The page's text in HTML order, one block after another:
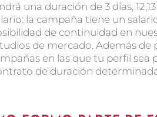
una duración de 3 días,
la campaña tiene un
de continuidad en
de mercado. Además
en las que tu perfil
de duración